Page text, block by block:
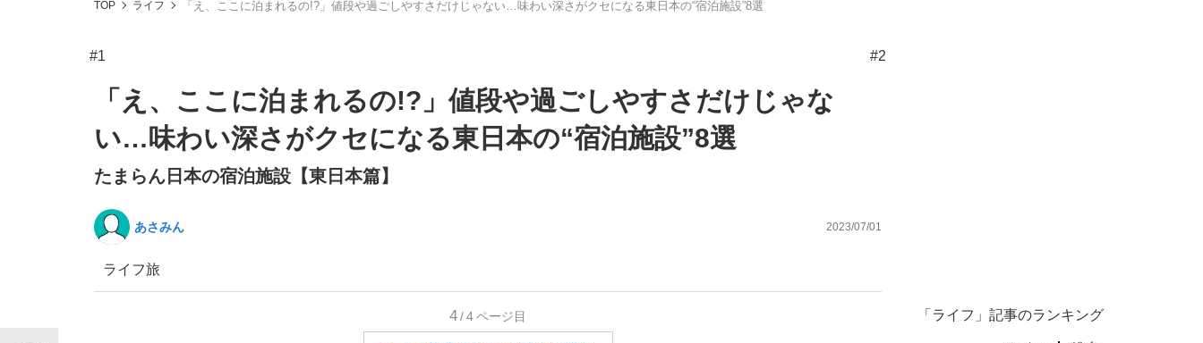
「クマが悪者扱いされているのが悲しい」『北の国から』倉本聰氏（91...
キングの誕生を、目撃せよ。
TOP ライフ 「え、ここに泊まれるの!?」値段や過ごしやすさだけじゃない…味わい深さがクセになる東日本の“宿泊施設”8選
#1 #2
「え、ここに泊まれるの!?」値段や過ごしやすさだけじゃな
い…味わい深さがクセになる東日本の“宿泊施設”8選
たまらん日本の宿泊施設【東日本篇】
あさみん 2023/07/01
ライフ旅
4/4ページ目 「ライフ」記事のランキング